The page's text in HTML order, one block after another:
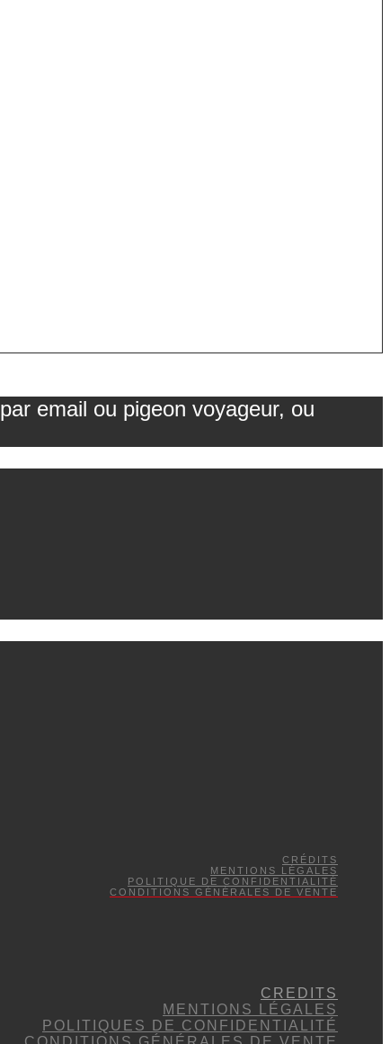
email ou pigeon voyageur, ou
CRÉDITS
MENTIONS LÉGALES
POLITIQUE DE CONFIDENTIALITÉ
CONDITIONS GÉNÉRALES DE VENTE
CREDITS
MENTIONS LÉGALES
POLITIQUES DE CONFIDENTIALITÉ